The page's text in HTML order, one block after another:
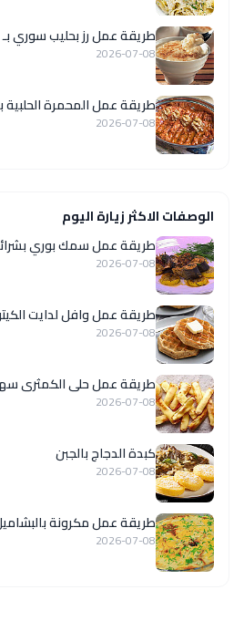
طريقة عمل رز بحليب سوري بـ 5 مكونات
2026-07-08
طريقة عمل المحمرة الحلبية
2026-07-08
الوصفات الاكثر زيارة اليوم
طريقة عمل سمك بوري
2026-07-08
طريقة عمل وافل لدايت
2026-07-08
طريقة عمل حلى الكمثرى
2026-07-08
كبدة الدجاج بالجبن
2026-07-08
طريقة عمل مكرونة
2026-07-08